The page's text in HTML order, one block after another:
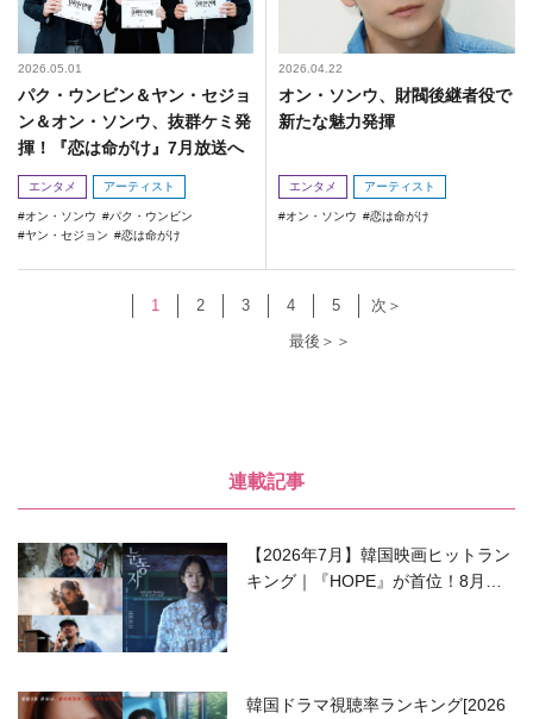
2026.05.01
パク・ウンビン＆ヤン・セジョ
ン＆オン・ソンウ、抜群ケミ発
揮！『恋は命がけ』7月放送へ
エンタメ アーティスト
オン・ソンウ
パク・ウンビン
ヤン・セジョン
恋は命がけ
2026.04.22
オン・ソンウ、財閥後継者役で
新たな魅力発揮
エンタメ アーティスト
オン・ソンウ 恋は命がけ
1 2 3 4 5
次＞
最後＞＞
連載記事
【2026年7月】韓国映画ヒットラン
キング｜『HOPE』が首位！8月公
韓国ドラマ視聴率ランキング[2026